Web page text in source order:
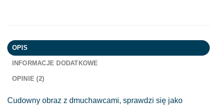
OPIS
INFORMACJE DODATKOWE
OPINIE (2)
Cudowny obraz z dmuchawcami, sprawdzi się jako